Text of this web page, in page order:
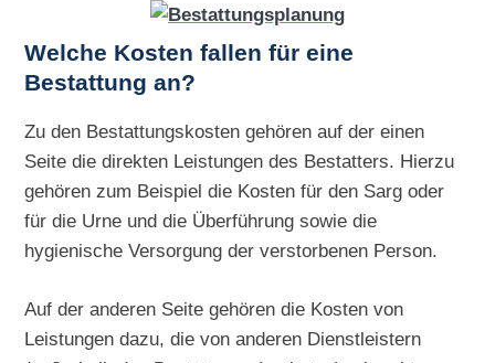
Welche Kosten fallen für eine
Bestattung an?
Zu den Bestattungskosten gehören auf der einen
Seite die direkten Leistungen des Bestatters. Hierzu
gehören zum Beispiel die Kosten für den Sarg oder
für die Urne und die Überführung sowie die
hygienische Versorgung der verstorbenen Person.
Auf der anderen Seite gehören die Kosten von
Leistungen dazu, die von anderen Dienstleistern